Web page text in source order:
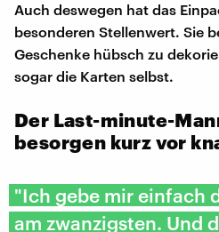
Auch deswegen hat das
besonderen Stellenwert. Sie
Geschenke hübsch zu
sogar die Karten selbst.
Der Last-minute-
besorgen kurz vor
"Ich gebe mir einfach
am zwanzigsten. Und